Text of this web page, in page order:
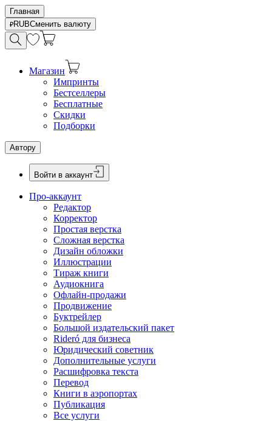
Главная
RUBСменить валюту
Магазин
Импринты
Бестселлеры
Бесплатные
Скидки
Подборки
Автору
Войти в аккаунт
Про-аккаунт
Редактор
Корректор
Простая верстка
Сложная верстка
Дизайн обложки
Иллюстрации
Тираж книги
Аудиокнига
Офлайн-продажи
Продвижение
Буктрейлер
Большой издательский пакет
Rideró для бизнеса
Юридический советник
Дополнительные услуги
Расшифровка текста
Перевод
Книги в аэропортах
Публикация
Все услуги